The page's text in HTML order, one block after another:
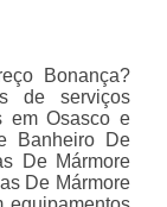
Bonança?
de serviços
em Osasco e
Banheiro De
De Mármore
De Mármore